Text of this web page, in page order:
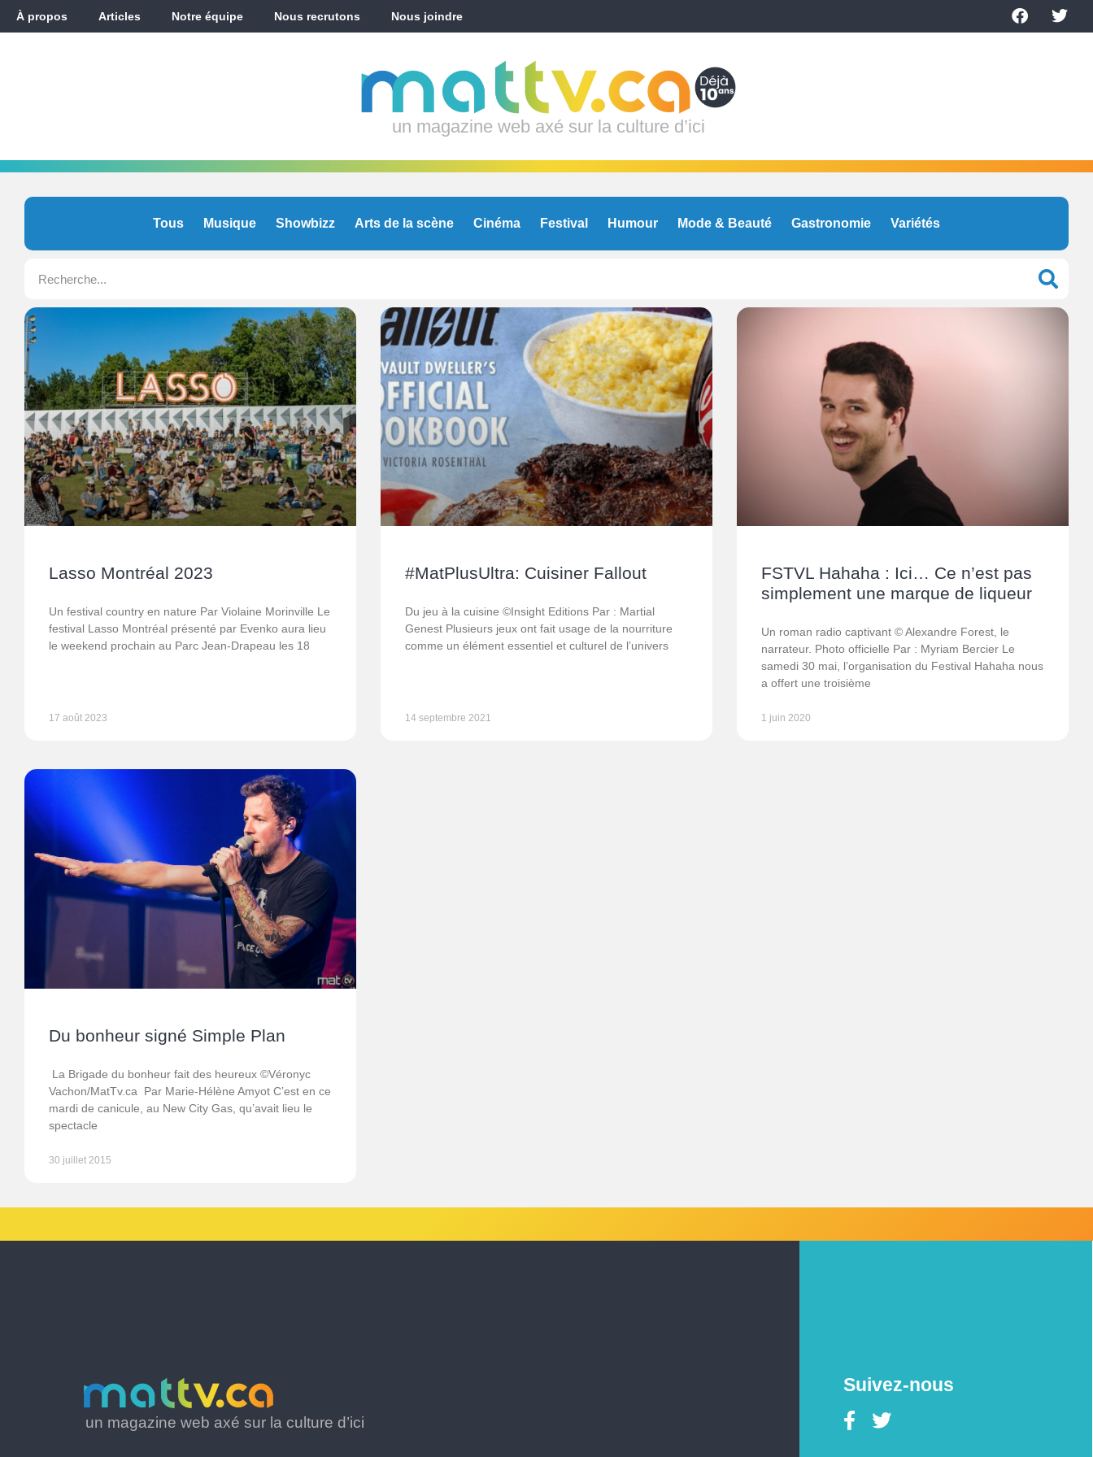
À propos Articles Notre équipe Nous recrutons Nous joindre
un magazine web axé sur la culture d’ici
Tous Musique Showbizz Arts de la scène Cinéma Festival Humour Mode & Beauté Gastronomie Variétés
Lasso Montréal 2023
Un festival country en nature Par Violaine Morinville Le
festival Lasso Montréal présenté par Evenko aura lieu
le weekend prochain au Parc Jean-Drapeau les 18
17 août 2023
#MatPlusUltra: Cuisiner Fallout
Du jeu à la cuisine ©Insight Editions Par : Martial
Genest Plusieurs jeux ont fait usage de la nourriture
comme un élément essentiel et culturel de l’univers
14 septembre 2021
FSTVL Hahaha : Ici… Ce n’est pas
simplement une marque de liqueur
Un roman radio captivant © Alexandre Forest, le
narrateur. Photo officielle Par : Myriam Bercier Le
samedi 30 mai, l’organisation du Festival Hahaha nous
a offert une troisième
1 juin 2020
Du bonheur signé Simple Plan
La Brigade du bonheur fait des heureux ©Véronyc
Vachon/MatTv.ca Par Marie-Hélène Amyot C’est en ce
mardi de canicule, au New City Gas, qu’avait lieu le
spectacle
30 juillet 2015
un magazine web axé sur la culture d’ici
Suivez-nous